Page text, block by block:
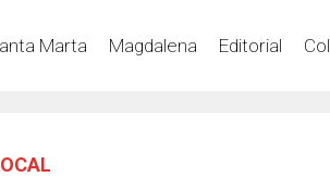
Marta Magdalena Editorial